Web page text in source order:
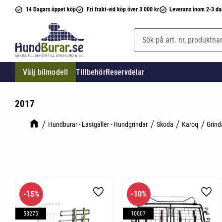
14 Dagars öppet köp Fri frakt-vid köp över 3 000 kr Leverans inom 2-3
Välj bilmodell TillbehörReservdelar
2017
Hundburar - Lastgaller - Hundgrindar Skoda Karoq
15%
53275
Lägg till i favoriter
10%
10007